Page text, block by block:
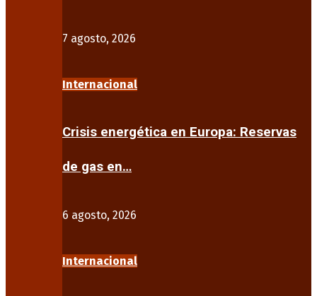
7 agosto, 2026
Internacional
Crisis energética en Europa: Reservas
de gas en…
6 agosto, 2026
Internacional